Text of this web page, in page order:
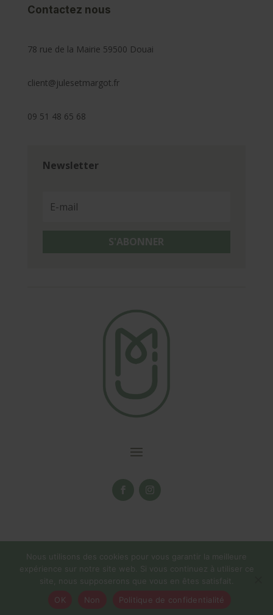
La boutique en ligne reste ouverte tout l'été! ☀️Pas d'expédition du
Contactez nous
78 rue de la Mairie 59500 Douai
client@julesetmargot.fr
09 51 48 65 68
Newsletter
S'ABONNER
Nous utilisons des cookies pour vous garantir la meilleure
expérience sur notre site web. Si vous continuez à utiliser ce
site, nous supposerons que vous en êtes satisfait.
OK
Non Politique de confidentialité